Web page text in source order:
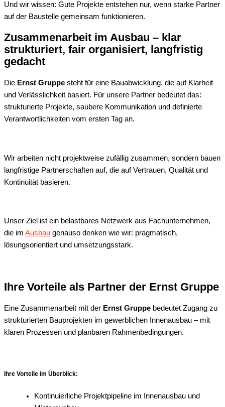
Und wir wissen: Gute Projekte entstehen nur, wenn starke Partner
auf der Baustelle gemeinsam funktionieren.
Zusammenarbeit im Ausbau – klar
strukturiert, fair organisiert, langfristig
gedacht
Die Ernst Gruppe steht für eine Bauabwicklung, die auf Klarheit
und Verlässlichkeit basiert. Für unsere Partner bedeutet das:
strukturierte Projekte, saubere Kommunikation und definierte
Verantwortlichkeiten vom ersten Tag an.
Wir arbeiten nicht projektweise zufällig zusammen, sondern bauen
langfristige Partnerschaften auf, die auf Vertrauen, Qualität und
Kontinuität basieren.
Unser Ziel ist ein belastbares Netzwerk aus Fachunternehmen,
die im Ausbau genauso denken wie wir: pragmatisch,
lösungsorientiert und umsetzungsstark.
Ihre Vorteile als Partner der Ernst Gruppe
Eine Zusammenarbeit mit der Ernst Gruppe bedeutet Zugang zu
strukturierten Bauprojekten im gewerblichen Innenausbau – mit
klaren Prozessen und planbaren Rahmenbedingungen.
Ihre Vorteile im Überblick:
Kontinuierliche Projektpipeline im Innenausbau und